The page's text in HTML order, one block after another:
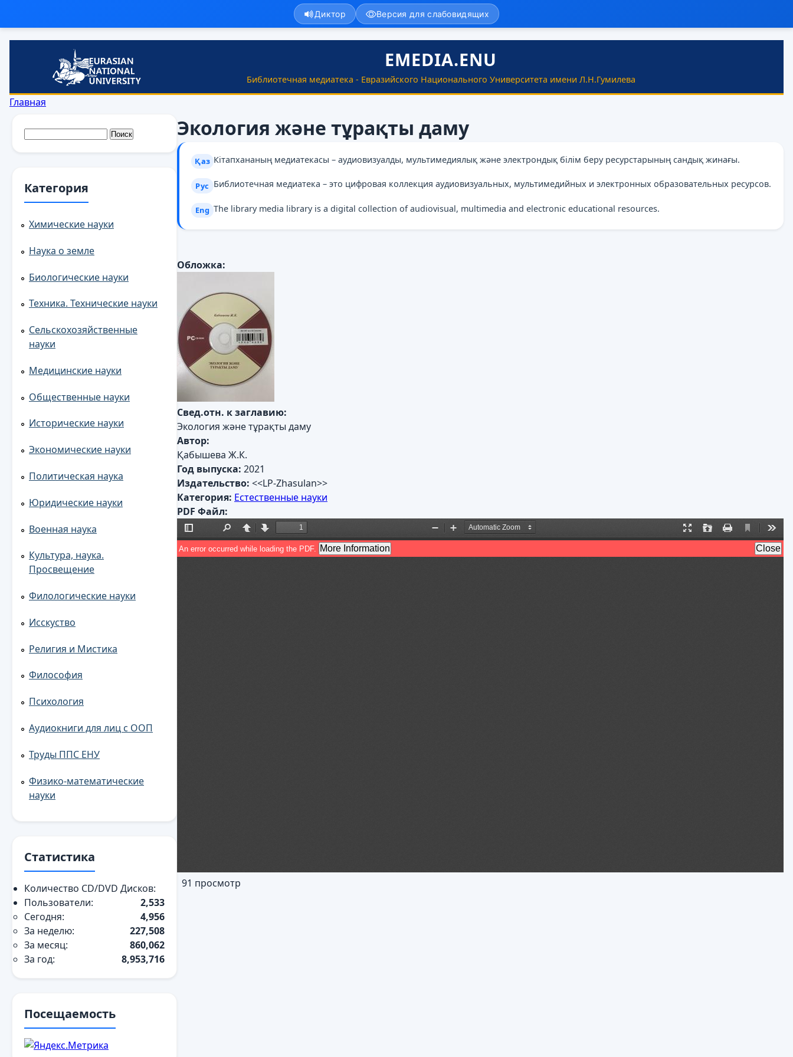
Перейти к основному содержанию
EMEDIA.ENU
Библиотечная медиатека - Евразийского Национального Университета имени Л.Н.Гумилева
Диктор Версия для слабовидящих
Вы здесь
Главная
Экология және тұрақты даму
Қаз Кітапхананың медиатекасы – аудиовизуалды, мультимедиялық және электрондық білім беру ресурстарының сандық жинағы.
Рус Библиотечная медиатека – это цифровая коллекция аудиовизуальных, мультимедийных и электронных образовательных ресурсов.
Eng The library media library is a digital collection of audiovisual, multimedia and electronic educational resources.
Обложка:
Свед.отн. к заглавию:
Экология және тұрақты даму
Автор:
Қабышева Ж.К.
Год выпуска: 2021
Издательство: <<LP-Zhasulan>>
Категория: Естественные науки
PDF Файл:
91 просмотр
Форма поиска
Поиск
Категория
Химические науки
Наука о земле
Биологические науки
Техника. Технические науки
Сельскохозяйственные
науки
Медицинские науки
Общественные науки
Исторические науки
Экономические науки
Политическая наука
Юридические науки
Военная наука
Культура, наука.
Просвещение
Филологические науки
Исскуство
Религия и Мистика
Философия
Психология
Аудиокниги для лиц с ООП
Труды ППС ЕНУ
Физико-математические
науки
Статистика
Количество CD/DVD Дисков:
2,533
Пользователи:
Сегодня:
4,956
За неделю:
227,508
За месяц:
860,062
За год:
8,953,716
Посещаемость